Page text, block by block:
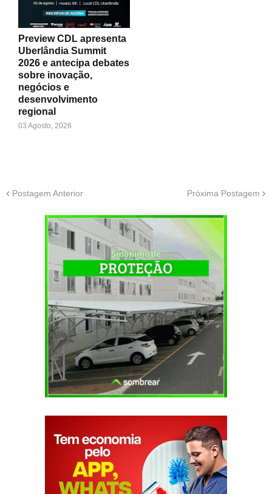
Preview CDL apresenta
Uberlândia Summit
2026 e antecipa debates
sobre inovação,
negócios e
desenvolvimento
regional
03 Agosto, 2026
Postagem Anterior Próxima Postagem